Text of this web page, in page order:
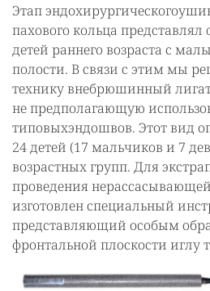
Этап
пахового кольца
детей раннего возраста с
полости. В связи с этим мы
технику внебрюшинный
не предполагающую
типовыхэндошвов. Этот вид
24 детей (17 мальчиков и 7
возрастных групп. Для
проведения
изготовлен специальный
представляющий особым
фронтальной плоскости иглу